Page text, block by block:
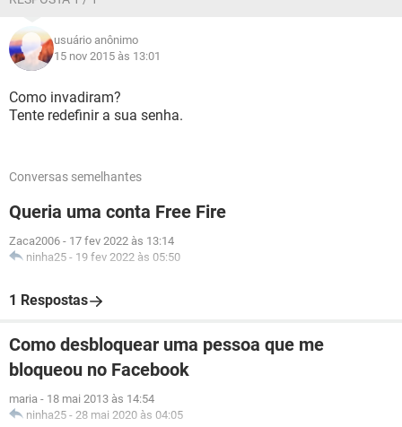
usuário anônimo
15 nov 2015 às 13:01
Como invadiram?
Tente redefinir a sua senha.
Conversas semelhantes
Queria uma conta Free Fire
Zaca2006 - 17 fev 2022 às 13:14
ninha25 - 19 fev 2022 às 05:50
1 Respostas
Como desbloquear uma pessoa que me
bloqueou no Facebook
maria - 18 mai 2013 às 14:54
ninha25 - 28 mai 2020 às 04:05